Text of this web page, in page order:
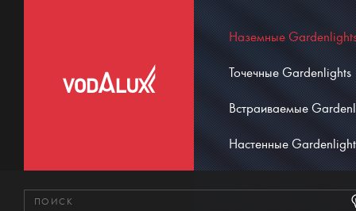
Наземные
Точечные Gardenlights
Встраиваемые
Настенные